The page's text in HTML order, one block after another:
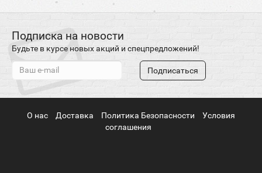
Подписка на новости
Будьте в курсе новых акций и спецпредложений!
Подписаться
О нас Доставка Политика Безопасности
Условия
соглашения